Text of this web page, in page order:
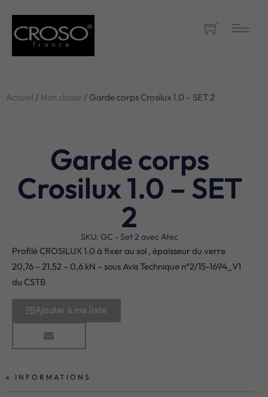
Accueil / Non classé / Garde corps Crosilux 1.0 – SET 2
Garde corps
Crosilux 1.0 – SET
2
SKU: GC - Set 2 avec Atec
Profilé CROSILUX 1.0 à fixer au sol , épaisseur du verre
20,76 – 21,52 – 0,6 kN – sous Avis Technique n°2/15-1694_V1
du CSTB
Ajouter à ma liste
INFORMATIONS